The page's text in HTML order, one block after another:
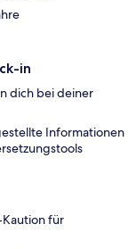
in
dich bei deiner
Informationen
für